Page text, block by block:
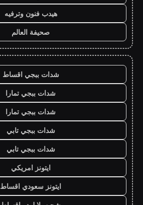
هيدب فنون وترفيه
صحيفة العالم
شدات ببجي اقساط
شدات ببجي تمارا
شدات ببجي تمارا
شدات ببجي تابي
شدات ببجي تابي
ايتونز امريكي
ايتونز سعودي اقساط